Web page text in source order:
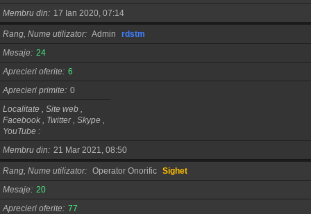
Membru din
17 Ian 2020, 07:14
Rang, Nume utilizator Admin
rdstm
Mesaje 24
Aprecieri oferite 6
Aprecieri primite 0
Localitate , Site web ,
Facebook , Twitter , Skype ,
YouTube
Membru din
21 Mar 2021, 08:50
Rang, Nume utilizator Operator Onorific Sighet
Mesaje 20
Aprecieri oferite 77